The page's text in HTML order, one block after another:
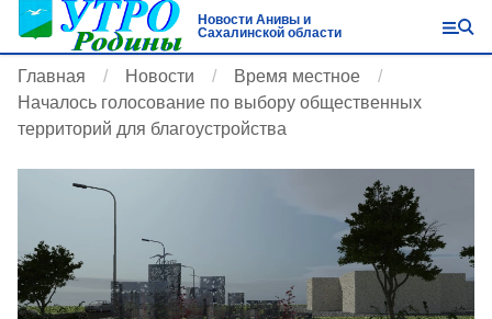
Новости Анивы и
Сахалинской области
Главная Новости
Время местное
Началось голосование по выбору общественных
территорий для благоустройства